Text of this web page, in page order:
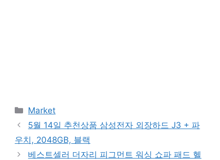
Categories
Market
5월 14일 추천상품 삼성전자 외장하드 J3 + 파
우치, 2048GB, 블랙
베스트셀러 더자리 피그먼트 워싱 쇼파 패드 헬